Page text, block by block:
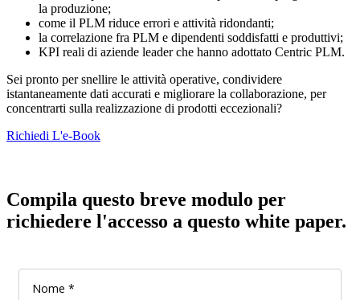
la produzione;
come il PLM riduce errori e attività ridondanti;
la correlazione fra PLM e dipendenti soddisfatti e produttivi;
KPI reali di aziende leader che hanno adottato Centric PLM.
Sei pronto per snellire le attività operative, condividere
istantaneamente dati accurati e migliorare la collaborazione, per
concentrarti sulla realizzazione di prodotti eccezionali?
Richiedi L'e-Book
Compila questo breve modulo per
richiedere l'accesso a questo white paper.